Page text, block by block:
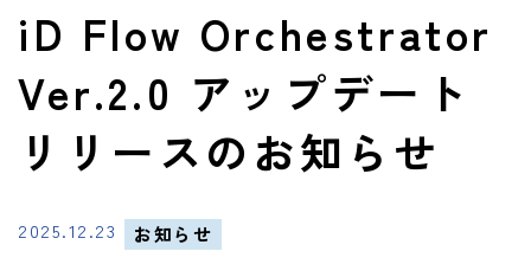
iD Flow Orchestrator
Ver.2.0 アップデート
リリースのお知らせ
2025.12.23 お知らせ